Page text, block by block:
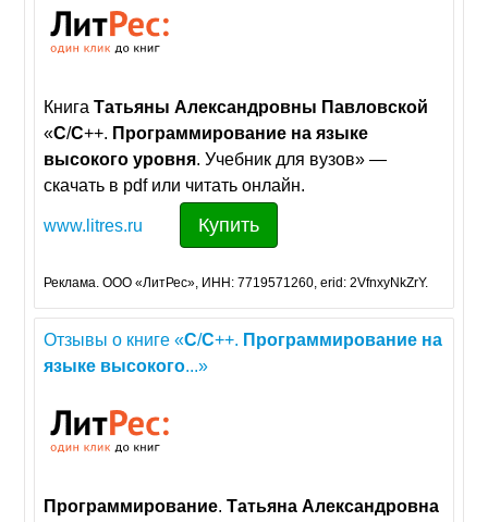
КнигаТатьяны Александровны Павловской
«C/C++. Программирование на языке
высокого уровня. Учебник для вузов» —
скачать в pdf или читать онлайн.
www.litres.ru Купить
Реклама. ООО «ЛитРес», ИНН: 7719571260, erid: 2VfnxyNkZrY.
Отзывы о книге «C/C++. Программирование на
языке высокого...»
Программирование.Татьяна Александровна